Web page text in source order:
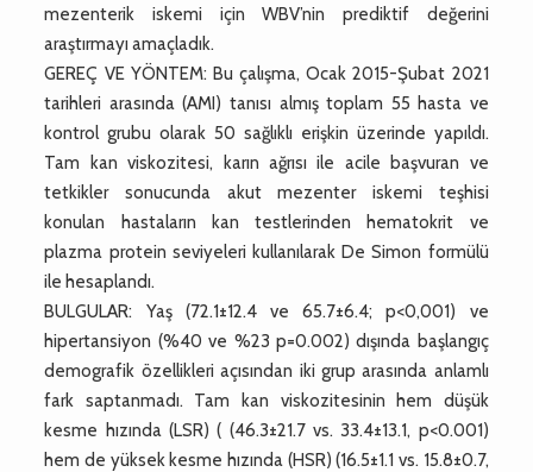
mezenterik iskemi için WBV’nin prediktif değerini
araştırmayı amaçladık.
GEREÇ VE YÖNTEM: Bu çalışma, Ocak 2015-Şubat 2021
tarihleri arasında (AMI) tanısı almış toplam 55 hasta ve
kontrol grubu olarak 50 sağlıklı erişkin üzerinde yapıldı.
Tam kan viskozitesi, karın ağrısı ile acile başvuran ve
tetkikler sonucunda akut mezenter iskemi teşhisi
konulan hastaların kan testlerinden hematokrit ve
plazma protein seviyeleri kullanılarak De Simon formülü
ile hesaplandı.
BULGULAR: Yaş (72.1±12.4 ve 65.7±6.4; p<0,001) ve
hipertansiyon (%40 ve %23 p=0.002) dışında başlangıç
demografik özellikleri açısından iki grup arasında anlamlı
fark saptanmadı. Tam kan viskozitesinin hem düşük
kesme hızında (LSR) ( (46.3±21.7 vs. 33.4±13.1, p<0.001)
hem de yüksek kesme hızında (HSR) (16.5±1.1 vs. 15.8±0.7,